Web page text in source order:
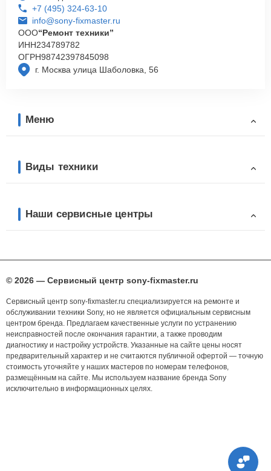
г. Москва улица Шаболовка, 56
+7 (495) 324-63-10
info@sony-fixmaster.ru
ООО“Ремонт техники”
ИНН234789782
ОГРН98742397845098
Меню
Виды техники
Наши сервисные центры
© 2026 — Сервисный центр sony-fixmaster.ru
Сервисный центр sony-fixmaster.ru специализируется на ремонте и
обслуживании техники Sony, но не является официальным сервисным
центром бренда. Предлагаем качественные услуги по устранению
неисправностей после окончания гарантии, а также проводим
диагностику и настройку устройств. Указанные на сайте цены носят
предварительный характер и не считаются публичной офертой — точную
стоимость уточняйте у наших мастеров по номерам телефонов,
размещённым на сайте. Мы используем название бренда Sony
исключительно в информационных целях.